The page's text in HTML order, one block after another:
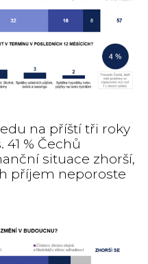
na příští tři roky
% Čechů
situace zhorší,
příjem neporoste